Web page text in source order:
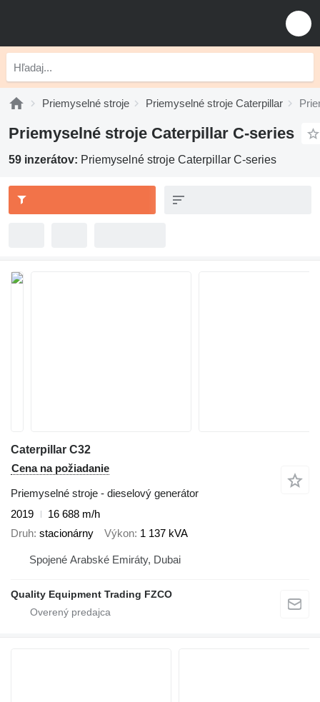
Priemyselné stroje Priemyselné stroje Caterpillar
Priemyselné stroje Caterpillar C-series
59 inzerátov: Priemyselné stroje Caterpillar C-series
Caterpillar C32
Cena na požiadanie
Priemyselné stroje - dieselový generátor
2019
16 688 m/h
Druh stacionárny Výkon 1 137 kVA
Spojené Arabské Emiráty, Dubai
Quality Equipment Trading FZCO